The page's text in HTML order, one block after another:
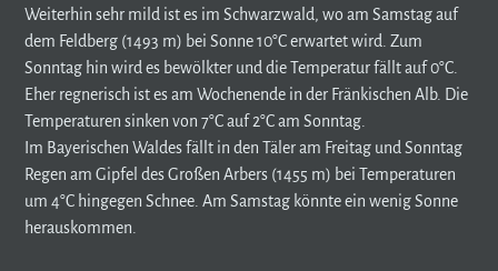
Weiterhin sehr mild ist es im Schwarzwald, wo am Samstag auf
dem Feldberg (1493 m) bei Sonne 10°C erwartet wird. Zum
Sonntag hin wird es bewölkter und die Temperatur fällt auf 0°C.
Eher regnerisch ist es am Wochenende in der Fränkischen Alb. Die
Temperaturen sinken von 7°C auf 2°C am Sonntag.
Im Bayerischen Waldes fällt in den Täler am Freitag und Sonntag
Regen am Gipfel des Großen Arbers (1455 m) bei Temperaturen
um 4°C hingegen Schnee. Am Samstag könnte ein wenig Sonne
herauskommen.